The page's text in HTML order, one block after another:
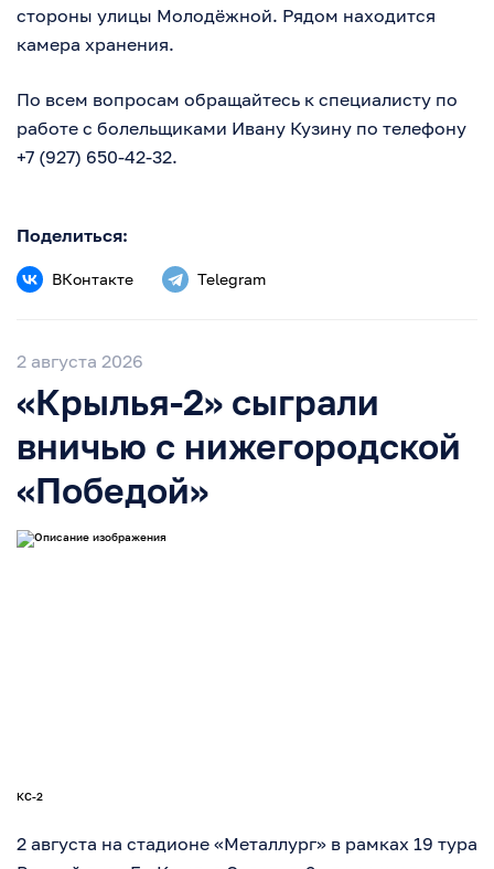
стороны улицы Молодёжной. Рядом находится
камера хранения.
По всем вопросам обращайтесь к специалисту по
работе с болельщиками Ивану Кузину по телефону
+7 (927) 650-42-32.
Поделиться:
ВКонтакте Telegram
2 августа 2026
«Крылья-2» сыграли
вничью с нижегородской
«Победой»
КС-2
2 августа на стадионе «Металлург» в рамках 19 тура